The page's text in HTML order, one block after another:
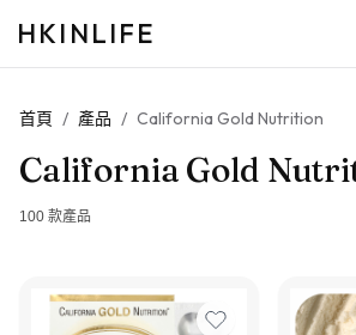
HKINLIFE
首頁 / 產品 / California Gold Nutrition
California Gold
100 款產品